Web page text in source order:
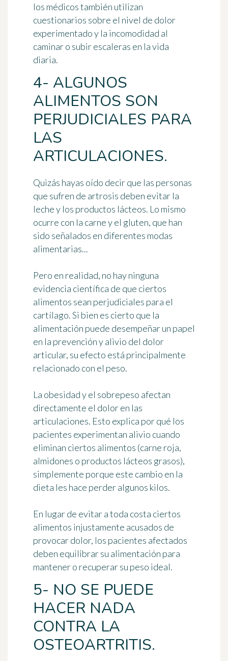
los médicos también utilizan
cuestionarios sobre el nivel de dolor
experimentado y la incomodidad al
caminar o subir escaleras en la vida
diaria.
4- ALGUNOS
ALIMENTOS SON
PERJUDICIALES PARA
LAS
ARTICULACIONES.
Quizás hayas oído decir que las personas
que sufren de artrosis deben evitar la
leche y los productos lácteos. Lo mismo
ocurre con la carne y el gluten, que han
sido señalados en diferentes modas
alimentarias...
Pero en realidad, no hayninguna
evidencia científica de que ciertos
alimentos sean perjudiciales para el
cartílago. Si bien es cierto que la
alimentación puede desempeñar un papel
en la prevención y alivio del dolor
articular, su efecto está principalmente
relacionado con el peso.
La obesidad y el sobrepeso afectan
directamente el doloren las
articulaciones. Esto explica por qué los
pacientes experimentan alivio cuando
eliminan ciertos alimentos (carne roja,
almidones o productos lácteos grasos),
simplemente porque este cambio en la
dieta les hace perder algunos kilos.
En lugar de evitar a toda costa ciertos
alimentos injustamente acusados de
provocar dolor, los pacientes afectados
deben equilibrar su alimentación para
mantener o recuperar su peso ideal.
5- NO SE PUEDE
HACER NADA
CONTRA LA
OSTEOARTRITIS.